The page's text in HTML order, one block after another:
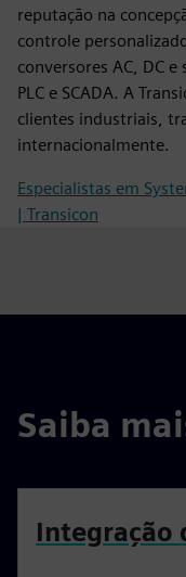
reputação na
controle
conversores AC, DC
PLC e SCADA. A
clientes industriais,
internacionalmente.
Especialistas em
| Transicon
Saiba
Integração